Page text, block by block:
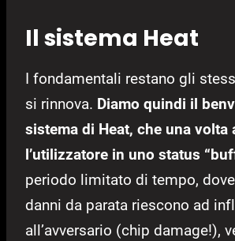
Il sistema Heat
I fondamentali restano gli
si rinnova. Diamo quindi il
sistema di Heat, che una volta
l’utilizzatore in uno status
periodo limitato di tempo,
danni da parata riescono ad
all’avversario (chip damage!),